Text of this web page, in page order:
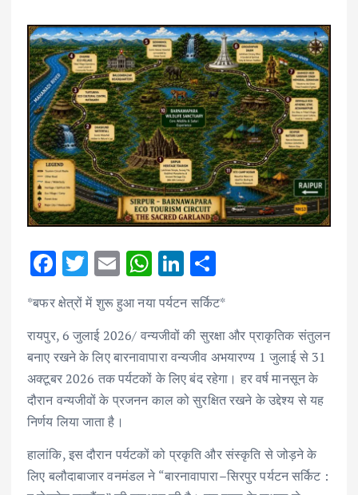
F
ac
e
b
o
o
k
T
w
it
te
r
E
ai
l
W
at
s
A
p
Li
k
e
dI
n
h
ar
e
*बफर क्षेत्रों में शुरू हुआ नया पर्यटन सर्किट*
रायपुर, 6 जुलाई 2026/ वन्यजीवों की सुरक्षा और प्राकृतिक संतुलन
बनाए रखने के लिए बारनावापारा वन्यजीव अभयारण्य 1 जुलाई से 31
अक्टूबर 2026 तक पर्यटकों के लिए बंद रहेगा। हर वर्ष मानसून के
दौरान वन्यजीवों के प्रजनन काल को सुरक्षित रखने के उद्देश्य से यह
निर्णय लिया जाता है।
हालांकि, इस दौरान पर्यटकों को प्रकृति और संस्कृति से जोड़ने के
लिए बलौदाबाजार वनमंडल ने “बारनावापारा–सिरपुर पर्यटन सर्किट :